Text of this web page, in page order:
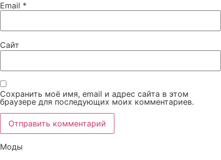
Email *
Сайт
Сохранить моё имя, email и адрес сайта в этом
браузере для последующих моих комментариев.
Моды